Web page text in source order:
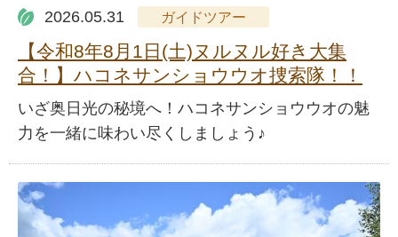
2026.05.31 ガイドツアー
【令和8年8月1日(土)ヌルヌル好き大集
合！】ハコネサンショウウオ捜索隊！！
いざ奥日光の秘境へ！ハコネサンショウウオの魅
力を一緒に味わい尽くしましょう♪